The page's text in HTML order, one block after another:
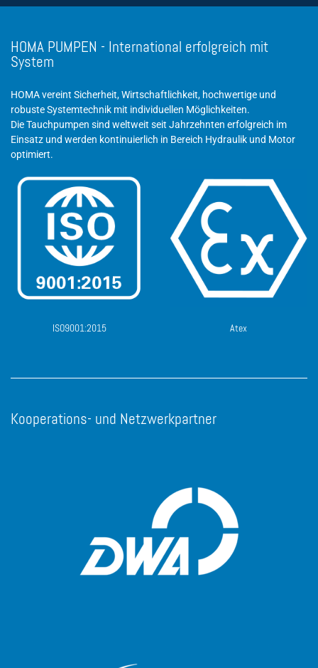
HOMA PUMPEN - International erfolgreich mit
System
HOMA vereint Sicherheit, Wirtschaftlichkeit, hochwertige und
robuste Systemtechnik mit individuellen Möglichkeiten.
Die Tauchpumpen sind weltweit seit Jahrzehnten erfolgreich im
Einsatz und werden kontinuierlich in Bereich Hydraulik und Motor
optimiert.
ISO9001:2015 Atex
Kooperations- und Netzwerkpartner